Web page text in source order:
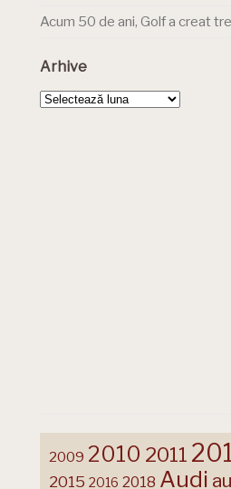
Acum 50 de ani, Golf a creat
Arhive
Arhive
2009 2010 2011
2015 2016 2018 Audi